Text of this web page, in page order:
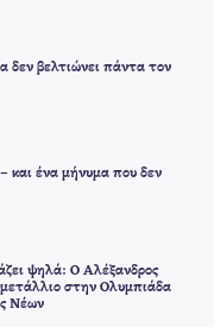
δεν βελτιώνει πάντα τον
και ένα μήνυμα που δεν
ψηλά: Ο Αλέξανδρος
στην Ολυμπιάδα
Νέων